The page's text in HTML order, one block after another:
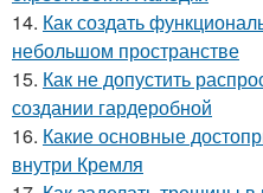
14. Как создать
небольшом пространстве
15. Как не допустить
создании гардеробной
16. Какие основные
внутри Кремля